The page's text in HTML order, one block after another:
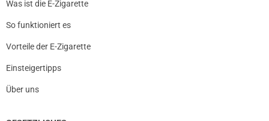
Was ist die E-Zigarette
So funktioniert es
Vorteile der E-Zigarette
Einsteigertipps
Über uns